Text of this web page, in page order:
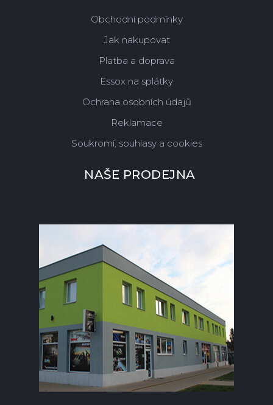
Obchodní podmínky
Jak nakupovat
Platba a doprava
Essox na splátky
Ochrana osobních údajů
Reklamace
Soukromí, souhlasy a cookies
NAŠE PRODEJNA